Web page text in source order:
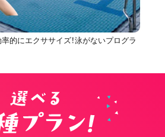
的にエクササイズ！泳がないプログラ